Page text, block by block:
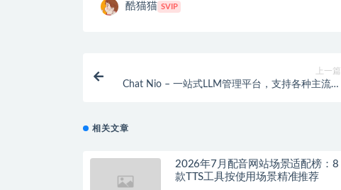
酷猫猫 SVIP
上一篇
Chat Nio – 一站式LLM管理平台，支持各种主流模
相关文章
2026年7月配音网站场景适配榜：8
款TTS工具按使用场景精准推荐